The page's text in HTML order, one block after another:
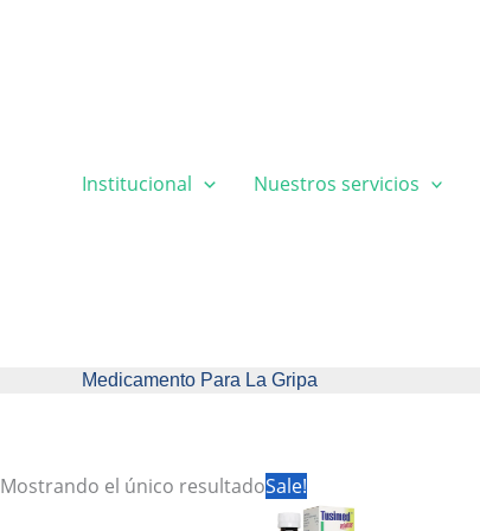
Institucional Nuestros servicios
Medicamento Para La Gripa
Mostrando el único resultadoSale!